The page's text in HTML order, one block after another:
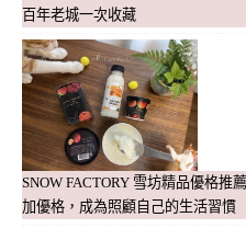
百年老城一次收藏
SNOW FACTORY 雪坊精品優格推
加優格，成為照顧自己的生活習慣